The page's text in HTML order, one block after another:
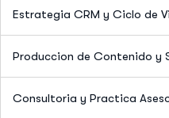
Estrategia CRM y Ciclo de
Produccion de Contenido y
Consultoria y Practica